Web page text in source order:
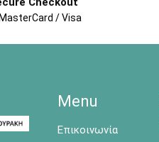
/ Visa
Menu
Επικοινωνία